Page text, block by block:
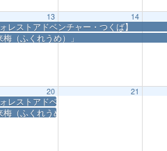
レストアドベンチャー・つくば】
（ふくれうめ）」
13 14
レストアドベンチャー・つくば】
（ふくれうめ）」
20 21